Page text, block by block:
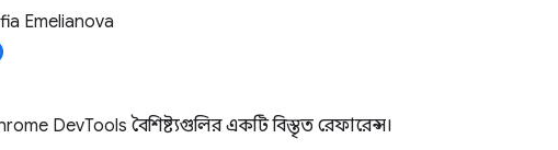
Emelianova
DevTools বৈশিষ্ট্যগুলির একটি বিস্তৃত রেফারেন্স।